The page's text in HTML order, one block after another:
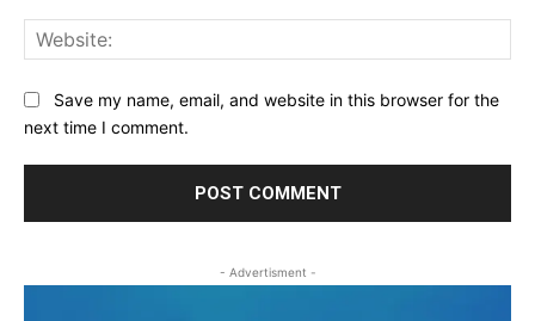
Save my name, email, and website in this browser for the
next time I comment.
- Advertisment -